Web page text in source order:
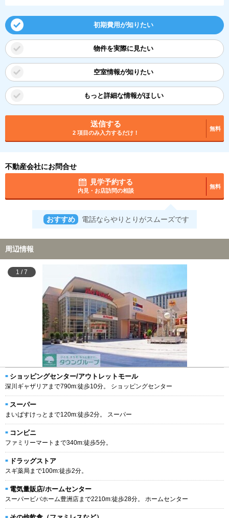
初期費用が知りたい
物件を実際に見たい
空室情報が知りたい
もっと詳細な情報がほしい
送信する
2 項目のみ入力するだけ！
無料
不動産会社にお問合せ
見学予約する
内見・お店訪問の相談
無料
おすすめ 電話ならやりとりがスムーズです
周辺情報
1 /7
ショッピングセンター/アウトレットモール
深川ギャザリアまで790m:徒歩10分。 ショッピングセンター
スーパー
まいばすけっとまで120m:徒歩2分。 スーパー
コンビニ
ファミリーマートまで340m:徒歩5分。
ドラッグストア
スギ薬局まで100m:徒歩2分。
電気量販店/ホームセンター
スーパービバホーム豊洲店まで2210m:徒歩28分。 ホームセンター